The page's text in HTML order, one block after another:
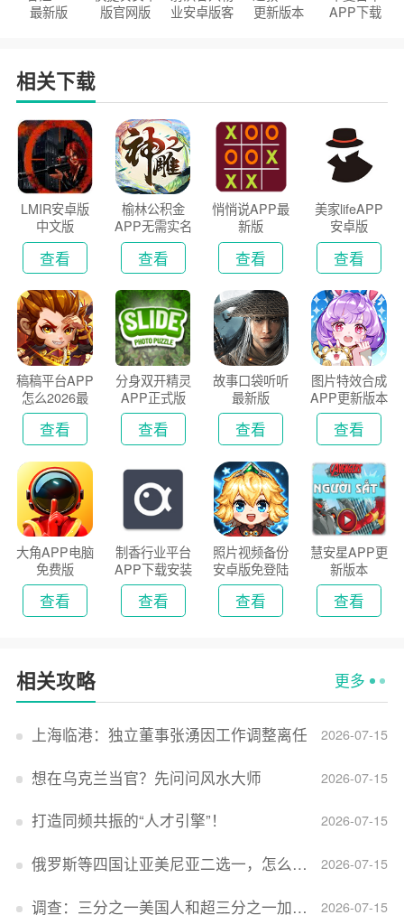
最新版
版官网版
业安卓版客
更新版本
APP下载
相关下载
LMIR安卓版
中文版
查看
榆林公积金
APP无需实名
认证版
查看
悄悄说APP最
新版
查看
美家lifeAPP
安卓版
查看
稿稿平台APP
怎么2026最
新版
查看
分身双开精灵
APP正式版
查看
故事口袋听听
最新版
查看
图片特效合成
APP更新版本
2026
查看
大角APP电脑
免费版
查看
制香行业平台
APP下载安装
2026
查看
照片视频备份
安卓版免登陆
版
查看
慧安星APP更
新版本
查看
相关攻略 更多
2026-07-15
上海临港：独立董事张湧因工作调整离任
2026-07-15
想在乌克兰当官？先问问风水大师
2026-07-15
打造同频共振的“人才引擎”！
2026-07-15
俄罗斯等四国让亚美尼亚二选一，怎么回事？
2026-07-15
调查：三分之一美国人和超三分之一加拿大人感到经济压力